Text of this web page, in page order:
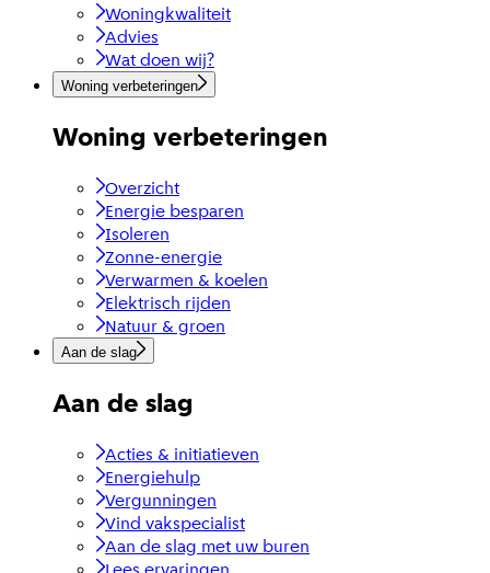
Woningkwaliteit
Advies
Wat doen wij?
Woning verbeteringen
Woning verbeteringen
Overzicht
Energie besparen
Isoleren
Zonne-energie
Verwarmen & koelen
Elektrisch rijden
Natuur & groen
Aan de slag
Aan de slag
Acties & initiatieven
Energiehulp
Vergunningen
Vind vakspecialist
Aan de slag met uw buren